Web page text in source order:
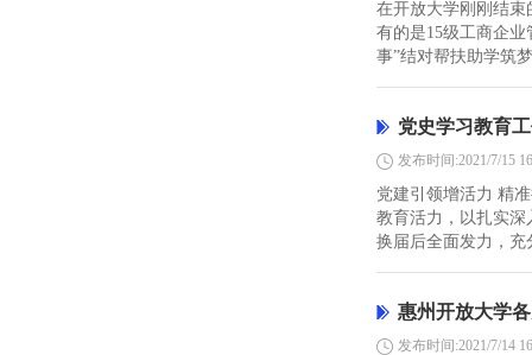
在开放大学刚刚结束
有的是15级工商企
事”结对帮扶助学筑
党史学习教育
发布时间:2021/7/15
党建引领增活力 精
教育活力，以扎实
换届后全面发力，
惠州开放大学
发布时间:2021/7/14